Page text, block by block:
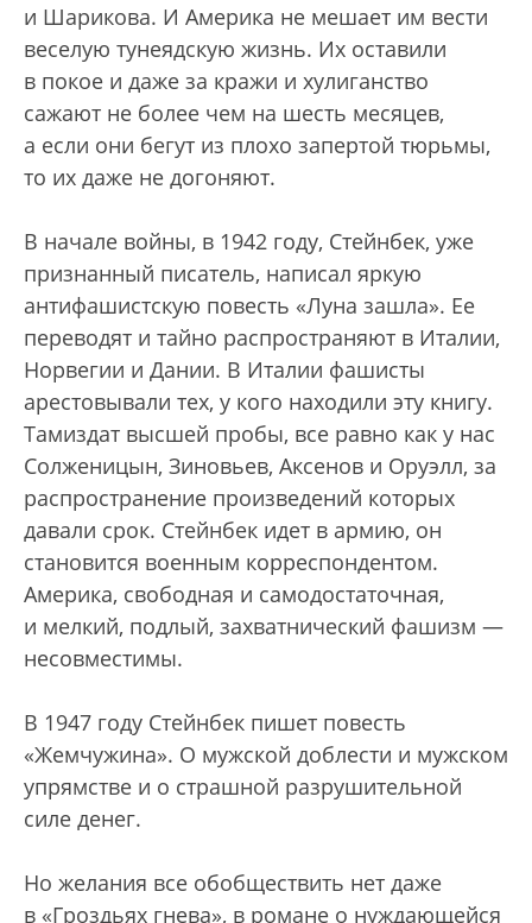
и Шарикова. И Америка не мешает им вести
веселую тунеядскую жизнь. Их оставили
в покое и даже за кражи и хулиганство
сажают не более чем на шесть месяцев,
а если они бегут из плохо запертой тюрьмы,
то их даже не догоняют.
В начале войны, в 1942 году, Стейнбек, уже
признанный писатель, написал яркую
антифашистскую повесть «Луна зашла». Ее
переводят и тайно распространяют в Италии,
Норвегии и Дании. В Италии фашисты
арестовывали тех, у кого находили эту книгу.
Тамиздат высшей пробы, все равно как у нас
Солженицын, Зиновьев, Аксенов и Оруэлл, за
распространение произведений которых
давали срок. Стейнбек идет в армию, он
становится военным корреспондентом.
Америка, свободная и самодостаточная,
и мелкий, подлый, захватнический фашизм —
несовместимы.
В 1947 году Стейнбек пишет повесть
«Жемчужина». О мужской доблести и мужском
упрямстве и о страшной разрушительной
силе денег.
Но желания все обобществить нет даже
в «Гроздьях гнева», в романе о нуждающейся